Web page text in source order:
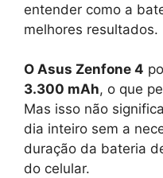
entender como a
melhores resultados.
O Asus Zenfone 4
3.300 mAh, o que
Mas isso não
dia inteiro sem a
duração da bateria
do celular.